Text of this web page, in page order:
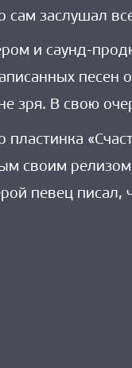
сам заслушал
и саунд-
песен
зря. В свою
пластинка
своим
певец писал,